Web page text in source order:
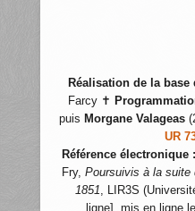
Réalisation de la base
Farcy ✝
puis Morgane Valageas
UR
Référence électronique :
Fry, Poursuivis à la suite
1851, LIR3S
ligne], mis en ligne